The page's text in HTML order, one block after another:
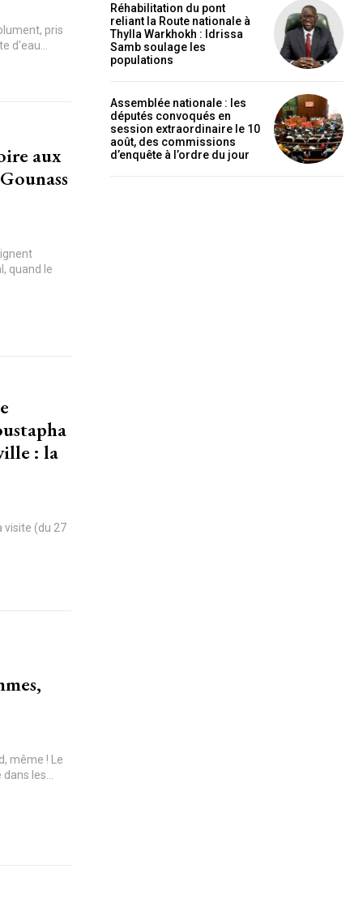
pris
d'eau...
aux
quand le
: la
visite (du 27
même ! Le
les...
Réhabilitation du pont
reliant la Route nationale à
Thylla Warkhokh : Idrissa
Samb soulage les
populations
Assemblée nationale : les
députés convoqués en
session extraordinaire le 10
août, des commissions
d’enquête à l’ordre du jour